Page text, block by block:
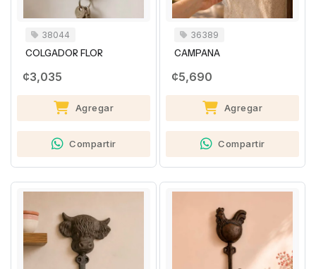
38044
COLGADOR FLOR
¢3,035
Agregar
Compartir
36389
CAMPANA
¢5,690
Agregar
Compartir